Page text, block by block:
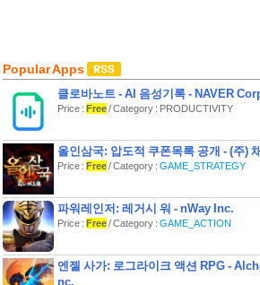
으로 다루는
주방장, 혹은 불을 전
사용자의 취향에 따
드실 수 있습니다.
- 리얼리티를 느끼게
한 요리법!
요리왕 Order Up 에
썰기, 볶기, 튀기기,
요리, 탕요리 등 그저
Popular Apps
클로바노트 - AI 음성기록 - NAVER
Price : Free/ Category : PRODUCTIVITY
올인삼국: 압도적 쿠폰목록 공개 - (주)
Price : Free/ Category : GAME_STRATEGY
파워레인저: 레거시 워 - nWay Inc.
Price : Free/ Category : GAME_ACTION
엔젤 사가: 로그라이크 액션 RPG -
nc.